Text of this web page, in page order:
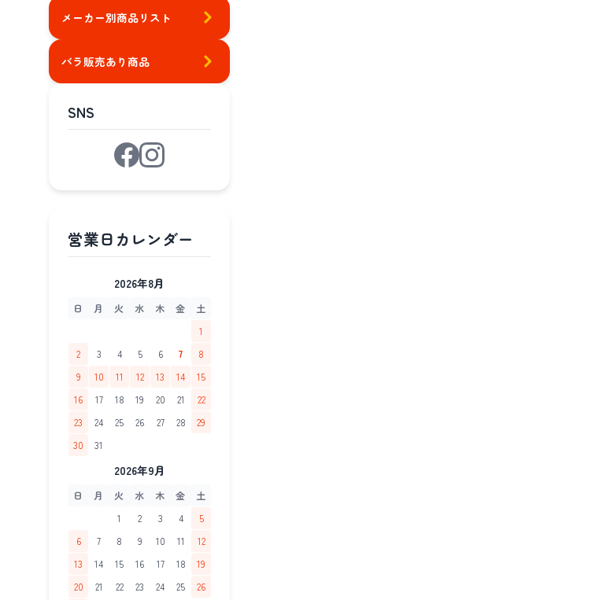
メーカー別商品リスト
バラ販売あり商品
SNS
2026年8月
日 月 火 水 木 金
土
1
2
3 4 5 6 7
8
9
10 11 12 13 14
15
16
17 18 19 20 21
22
23
24 25 26 27 28
29
30
31
2026年9月
日 月 火 水 木 金
土
1
2 3 4
5
6
7 8 9 10 11
12
13
14 15 16 17 18
19
20
21 22 23 24 25
26